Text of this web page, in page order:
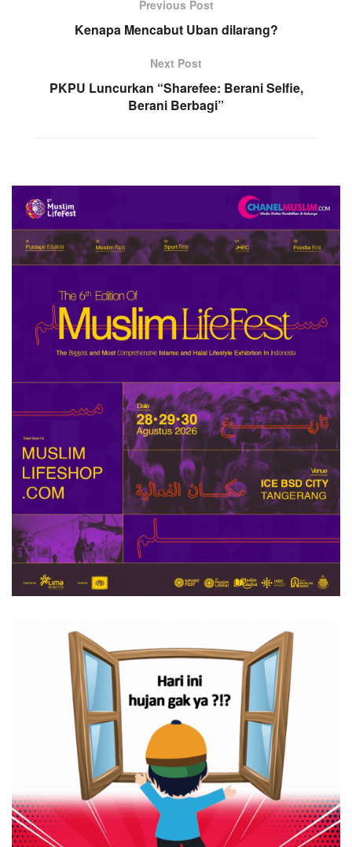
Previous Post
Kenapa Mencabut Uban dilarang?
Next Post
PKPU Luncurkan “Sharefee: Berani Selfie,
Berani Berbagi”